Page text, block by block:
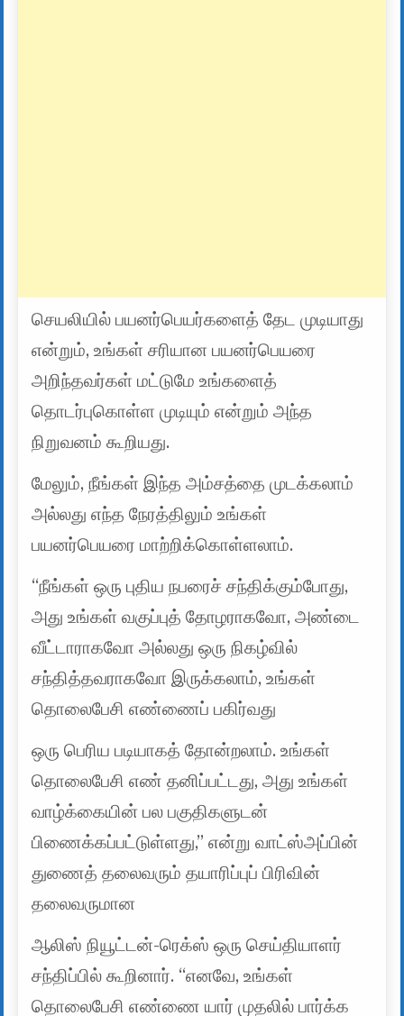
செயலியில் பயனர்பெயர்களைத் தேட முடியாது
என்றும், உங்கள் சரியான பயனர்பெயரை
அறிந்தவர்கள் மட்டுமே உங்களைத்
தொடர்புகொள்ள முடியும் என்றும் அந்த
நிறுவனம் கூறியது.
மேலும், நீங்கள் இந்த அம்சத்தை முடக்கலாம்
அல்லது எந்த நேரத்திலும் உங்கள்
பயனர்பெயரை மாற்றிக்கொள்ளலாம்.
“நீங்கள் ஒரு புதிய நபரைச் சந்திக்கும்போது, ​​
அது உங்கள் வகுப்புத் தோழராகவோ, அண்டை
வீட்டாராகவோ அல்லது ஒரு நிகழ்வில்
சந்தித்தவராகவோ இருக்கலாம், உங்கள்
தொலைபேசி எண்ணைப் பகிர்வது
ஒரு பெரிய படியாகத் தோன்றலாம். உங்கள்
தொலைபேசி எண் தனிப்பட்டது, அது உங்கள்
வாழ்க்கையின் பல பகுதிகளுடன்
பிணைக்கப்பட்டுள்ளது,” என்று வாட்ஸ்அப்பின்
துணைத் தலைவரும் தயாரிப்புப் பிரிவின்
தலைவருமான
ஆலிஸ் நியூட்டன்-ரெக்ஸ் ஒரு செய்தியாளர்
சந்திப்பில் கூறினார். “எனவே, உங்கள்
தொலைபேசி எண்ணை யார் முதலில் பார்க்க